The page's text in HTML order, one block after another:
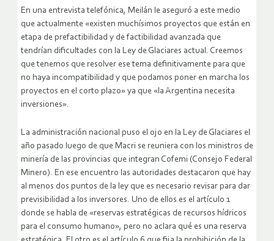
En una entrevista telefónica, Meilán le aseguró a este medio
que actualmente «existen muchísimos proyectos que están en
etapa de prefactibilidad y de factibilidad avanzada que
tendrían dificultades con la Ley de Glaciares actual. Creemos
que tenemos que resolver ese tema definitivamente para que
no haya incompatibilidad y que podamos poner en marcha los
proyectos en el corto plazo» ya que «la Argentina necesita
inversiones».
La administración nacional puso el ojo en la Ley de Glaciares el
año pasado luego de que Macri se reuniera con los ministros de
minería de las provincias que integran Cofemi (Consejo Federal
Minero). En ese encuentro las autoridades destacaron que hay
al menos dos puntos de la ley que es necesario revisar para dar
previsibilidad a los inversores. Uno de ellos es el artículo 1
donde se habla de «reservas estratégicas de recursos hídricos
para el consumo humano», pero no aclara qué es una reserva